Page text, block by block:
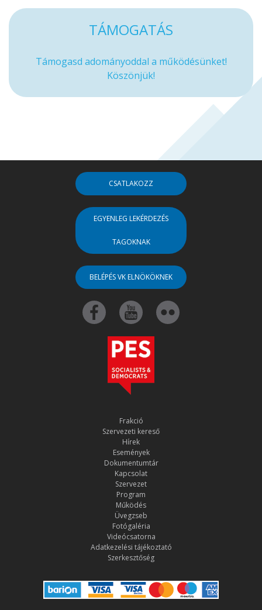
TÁMOGATÁS
Támogasd adományoddal a működésünket!
Köszönjük!
CSATLAKOZZ
EGYENLEG LEKÉRDEZÉS
TAGOKNAK
BELÉPÉS VK ELNÖKÖKNEK
Frakció
Szervezeti kereső
Hírek
Események
Dokumentumtár
Kapcsolat
Szervezet
Program
Működés
Üvegzseb
Fotógaléria
Videócsatorna
Adatkezelési tájékoztató
Szerkesztőség